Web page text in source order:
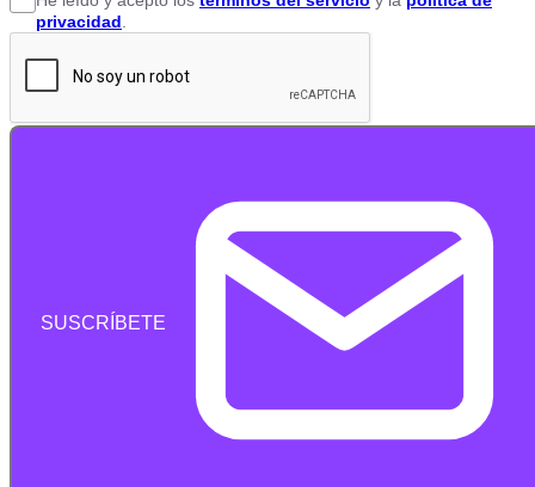
privacidad
SUSCRÍBETE